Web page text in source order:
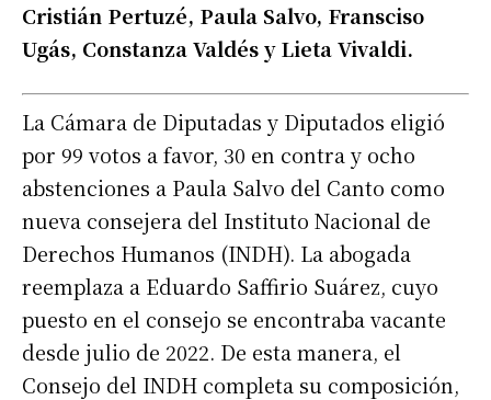
Cristián Pertuzé, Paula Salvo, Fransciso
Ugás, Constanza Valdés y Lieta Vivaldi.
La Cámara de Diputadas y Diputados eligió
por 99 votos a favor, 30 en contra y ocho
abstenciones a Paula Salvo del Canto como
nueva consejera del Instituto Nacional de
Derechos Humanos (INDH). La abogada
reemplaza a Eduardo Saffirio Suárez, cuyo
puesto en el consejo se encontraba vacante
desde julio de 2022. De esta manera, el
Consejo del INDH completa su composición,